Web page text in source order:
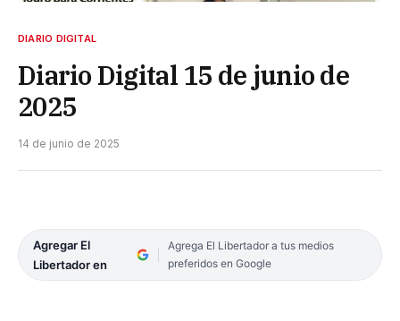
DIARIO DIGITAL
Diario Digital 15 de junio de
2025
14 de junio de 2025
Agregar El
Libertador en
Agrega El Libertador a tus medios
preferidos en Google